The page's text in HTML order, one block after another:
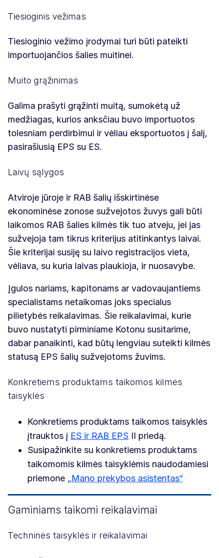
Tiesioginis vežimas
Tiesioginio vežimo įrodymai turi būti pateikti
importuojančios šalies muitinei.
Muito grąžinimas
Galima prašyti grąžinti muitą, sumokėtą už
medžiagas, kurios anksčiau buvo importuotos
tolesniam perdirbimui ir vėliau eksportuotos į šalį,
pasirašiusią EPS su ES.
Laivų sąlygos
Atviroje jūroje ir RAB šalių išskirtinėse
ekonominėse zonose sužvejotos žuvys gali būti
laikomos RAB šalies kilmės tik tuo atveju, jei jas
sužvejoja tam tikrus kriterijus atitinkantys laivai.
Šie kriterijai susiję su laivo registracijos vieta,
vėliava, su kuria laivas plaukioja, ir nuosavybe.
Įgulos nariams, kapitonams ar vadovaujantiems
specialistams netaikomas joks specialus
pilietybės reikalavimas. Šie reikalavimai, kurie
buvo nustatyti pirminiame Kotonu susitarime,
dabar panaikinti, kad būtų lengviau suteikti kilmės
statusą EPS šalių sužvejotoms žuvims.
Konkretiems produktams taikomos kilmės
taisyklės
Konkretiems produktams taikomos taisyklės
įtrauktos į ES ir RAB EPS II priedą.
Susipažinkite su konkretiems produktams
taikomomis kilmės taisyklėmis naudodamiesi
priemone „Mano prekybos asistentas“
Gaminiams taikomi reikalavimai
Techninės taisyklės ir reikalavimai